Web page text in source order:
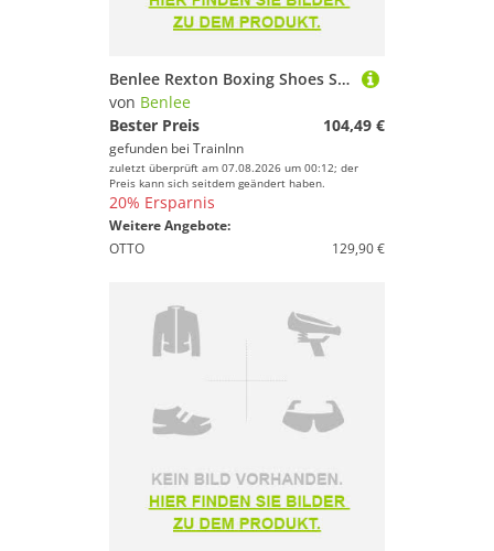
Benlee Rexton Boxing Shoes Schwarz EU 44 Mann
von Benlee
Bester Preis
104,49 €
gefunden bei TrainInn
zuletzt überprüft am 07.08.2026 um 00:12; der
Preis kann sich seitdem geändert haben.
20% Ersparnis
Weitere Angebote:
OTTO
129,90 €